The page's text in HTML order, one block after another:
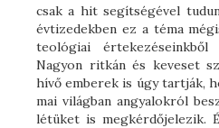
csak a hit segítségével
évtizedekben ez a téma
teológiai
Nagyon ritkán és keveset
hívő emberek is úgy tartják,
mai világban angyalokról
létüket is megkérdőjelezik.